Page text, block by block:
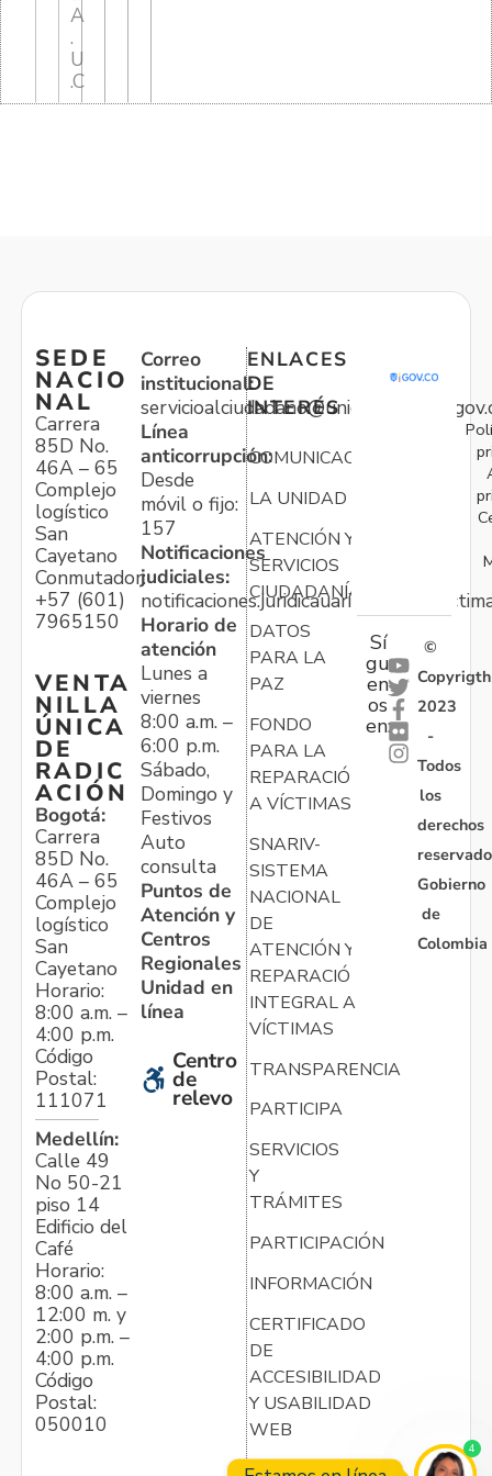
A
.
U
.C
SEDE
NACIO
NAL
Carrera
85D No.
46A – 65
Complejo
logístico
San
Cayetano
Conmutador:
+57 (601)
7965150
VENTA
NILLA
ÚNICA
DE
RADIC
ACIÓN
Bogotá:
Carrera
85D No.
46A – 65
Complejo
logístico
San
Cayetano
Horario:
8:00 a.m. –
4:00 p.m.
Código
Postal:
111071
Medellín:
Calle 49
No 50-21
piso 14
Edificio del
Café
Horario:
8:00 a.m. –
12:00 m. y
2:00 p.m. –
4:00 p.m.
Código
Postal:
050010
Correo
institucional:
Línea
anticorrupción:
Desde
móvil o fijo:
157
Notificaciones
judiciales:
Horario de
atención
Lunes a
viernes
8:00 a.m. –
6:00 p.m.
Sábado,
Domingo y
Festivos
Auto
consulta
Puntos de
Atención y
Centros
Regionales
Unidad en
línea
Centro
de
relevo
ENLACES
DE
INTERÉS
COMUNICACIONES
LA UNIDAD
ATENCIÓN Y
SERVICIOS
CIUDADANÍA
DATOS
PARA LA
PAZ
FONDO
PARA LA
REPARACIÓN
A VÍCTIMAS
SNARIV-
SISTEMA
NACIONAL
DE
ATENCIÓN Y
REPARACIÓN
INTEGRAL A
VÍCTIMAS
TRANSPARENCIA
PARTICIPA
SERVICIOS
Y
TRÁMITES
PARTICIPACIÓN
INFORMACIÓN
CERTIFICADO
DE
ACCESIBILIDAD
Y USABILIDAD
WEB
Sí
gu
en
os
en:
©
Copyrigth
2023
-
Todos
los
derechos
Gobierno
de
Colombia
4